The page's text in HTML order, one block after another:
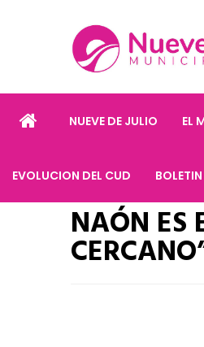
NUEVE DE JULIO EL
EVOLUCION DEL CUD
NAÓN ES